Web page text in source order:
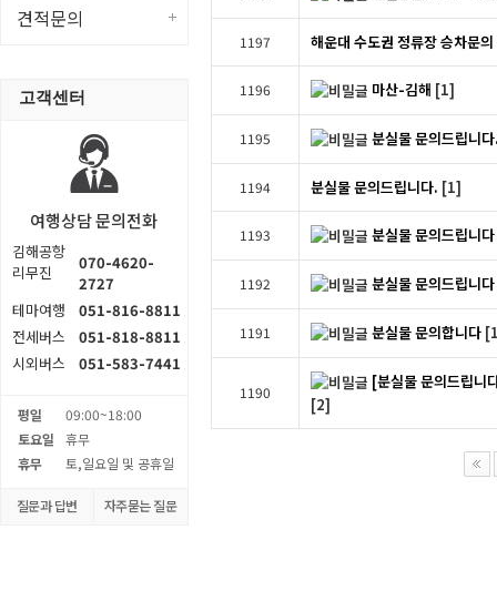
견적문의
고객센터
여행상담 문의전화
김해공항
리무진
070-4620-
2727
테마여행
051-816-8811
전세버스
051-818-8811
시외버스
051-583-7441
평일
09:00~18:00
토요일
휴무
휴무
토,일요일 및 공휴일
질문과 답변 자주묻는 질문
1197 해운대 수도권 정류장 승차문의
1196 마산-김해 [1]
1195 분실물 문의드립니
1194 분실물 문의드립니다. [1]
1193 분실물 문의드립니다
1192 분실물 문의드립니다
1191 분실물 문의합니다
1190
[분실물 문의드립니
[2]